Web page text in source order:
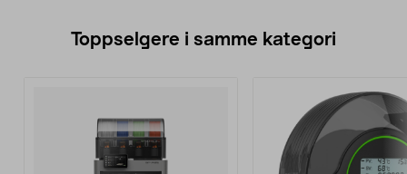
Toppselgere i samme kategori